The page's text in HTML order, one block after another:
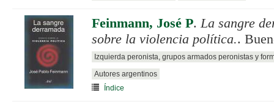
Feinmann, José P. La sangre
sobre la violencia política..
Izquierda peronista, grupos armados peronistas y
Autores argentinos
Índice